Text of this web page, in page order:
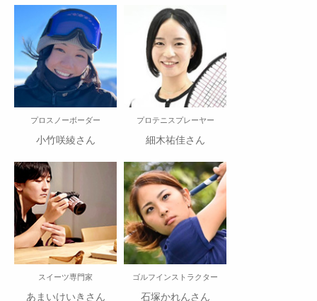
プロスノーボーダー
小竹咲綾さん
プロテニスプレーヤー
細木祐佳さん
スイーツ専門家
あまいけいきさん
ゴルフインストラクター
石塚かれんさん